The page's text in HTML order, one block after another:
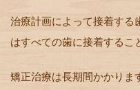
治療計画によって接着する
はすべての歯に接着するこ
矯正治療は長期間かかりま